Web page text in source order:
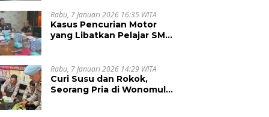
Rabu, 7 Januari 2026 16:35 WITA
Kasus Pencurian Motor
yang Libatkan Pelajar SMA
Rabu, 7 Januari 2026 14:29 WITA
Curi Susu dan Rokok,
Seorang Pria di Wonomulyo